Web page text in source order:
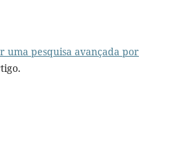
uma pesquisa avançada por